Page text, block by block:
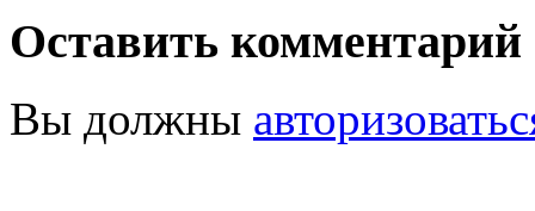
Оставить комментарий
Вы должны